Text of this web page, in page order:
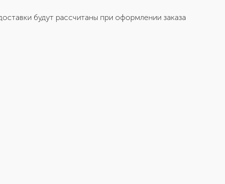
будут рассчитаны при оформлении заказа